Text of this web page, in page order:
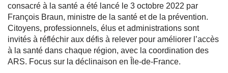
consacré à la santé a été lancé le 3 octobre 2022 par
François Braun, ministre de la santé et de la prévention.
Citoyens, professionnels, élus et administrations sont
invités à réfléchir aux défis à relever pour améliorer l’accès
à la santé dans chaque région, avec la coordination des
ARS. Focus sur la déclinaison en Île-de-France.